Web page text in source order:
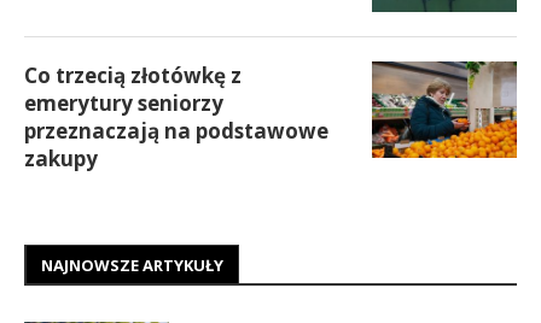
Co trzecią złotówkę z
emerytury seniorzy
przeznaczają na podstawowe
zakupy
NAJNOWSZE ARTYKUŁY